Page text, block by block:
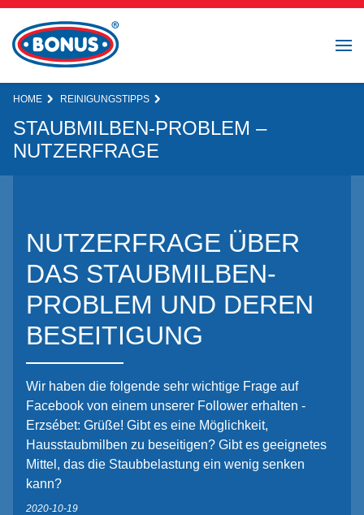
HOME REINIGUNGSTIPPS
STAUBMILBEN-PROBLEM –
NUTZERFRAGE
NUTZERFRAGE ÜBER
DAS STAUBMILBEN-
PROBLEM UND DEREN
BESEITIGUNG
Wir haben die folgende sehr wichtige Frage auf
Facebook von einem unserer Follower erhalten -
Erzsébet: Grüße! Gibt es eine Möglichkeit,
Hausstaubmilben zu beseitigen? Gibt es geeignetes
Mittel, das die Staubbelastung ein wenig senken
kann?
2020-10-19